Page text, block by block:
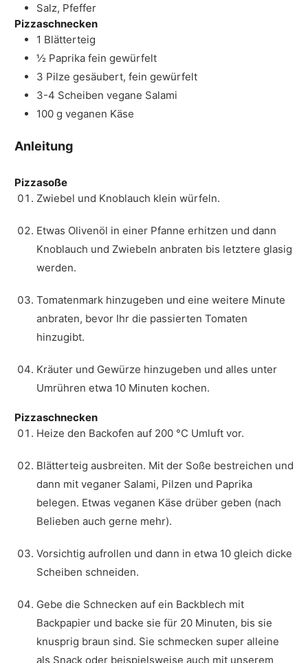
Salz, Pfeffer
Pizzaschnecken
1 Blätterteig
½ Paprika fein gewürfelt
3 Pilze gesäubert, fein gewürfelt
3-4 Scheiben vegane Salami
100 g veganen Käse
Anleitung
Pizzasoße
Zwiebel und Knoblauch klein würfeln.
Etwas Olivenöl in einer Pfanne erhitzen und dann
Knoblauch und Zwiebeln anbraten bis letztere glasig
werden.
Tomatenmark hinzugeben und eine weitere Minute
anbraten, bevor Ihr die passierten Tomaten
hinzugibt.
Kräuter und Gewürze hinzugeben und alles unter
Umrühren etwa 10 Minuten kochen.
Pizzaschnecken
Heize den Backofen auf 200 °C Umluft vor.
Blätterteig ausbreiten. Mit der Soße bestreichen und
dann mit veganer Salami, Pilzen und Paprika
belegen. Etwas veganen Käse drüber geben (nach
Belieben auch gerne mehr).
Vorsichtig aufrollen und dann in etwa 10 gleich dicke
Scheiben schneiden.
Gebe die Schnecken auf ein Backblech mit
Backpapier und backe sie für 20 Minuten, bis sie
knusprig braun sind. Sie schmecken super alleine
als Snack oder beispielsweise auch mit unserem